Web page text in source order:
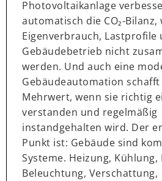
Photovoltaikanlage
automatisch die CO₂-Bilanz,
Eigenverbrauch, Lastprofile
Gebäudebetrieb nicht
werden. Und auch eine
Gebäudeautomation
Mehrwert, wenn sie richtig
verstanden und regelmäßig
instandgehalten wird. Der
Punkt ist: Gebäude sind
Systeme. Heizung, Kühlung,
Beleuchtung, Verschattung,